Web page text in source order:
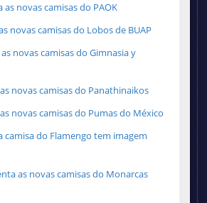
as novas camisas do PAOK
novas camisas do Lobos de BUAP
novas camisas do Gimnasia y
novas camisas do Panathinaikos
novas camisas do Pumas do México
camisa do Flamengo tem imagem
as novas camisas do Monarcas